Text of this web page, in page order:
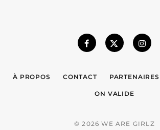
À PROPOS CONTACT PARTENAIRES
ON VALIDE
© 2026 WE ARE GIRLZ